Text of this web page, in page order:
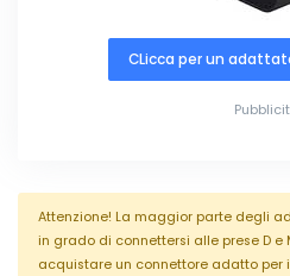
CLicca per un
Attenzione! La maggior parte degli
in grado di connettersi alle prese D e
acquistare un connettore adatto per i